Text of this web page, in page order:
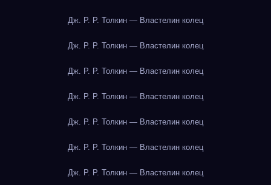
Дж. Р. Р. Толкин — Властелин колец
Дж. Р. Р. Толкин — Властелин колец
Дж. Р. Р. Толкин — Властелин колец
Дж. Р. Р. Толкин — Властелин колец
Дж. Р. Р. Толкин — Властелин колец
Дж. Р. Р. Толкин — Властелин колец
Дж. Р. Р. Толкин — Властелин колец